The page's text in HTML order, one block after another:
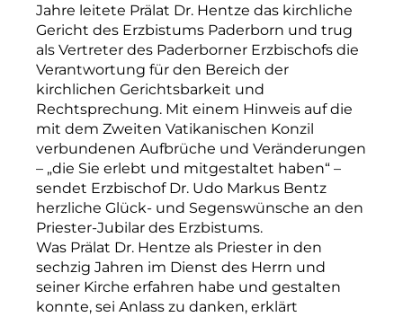
Jahre leitete Prälat Dr. Hentze das kirchliche
Gericht des Erzbistums Paderborn und trug
als Vertreter des Paderborner Erzbischofs die
Verantwortung für den Bereich der
kirchlichen Gerichtsbarkeit und
Rechtsprechung. Mit einem Hinweis auf die
mit dem Zweiten Vatikanischen Konzil
verbundenen Aufbrüche und Veränderungen
– „die Sie erlebt und mitgestaltet haben“ –
sendet Erzbischof Dr. Udo Markus Bentz
herzliche Glück- und Segenswünsche an den
Priester-Jubilar des Erzbistums.
Was Prälat Dr. Hentze als Priester in den
sechzig Jahren im Dienst des Herrn und
seiner Kirche erfahren habe und gestalten
konnte, sei Anlass zu danken, erklärt